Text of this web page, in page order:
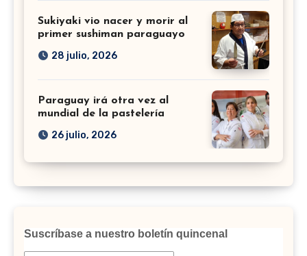
Sukiyaki vio nacer y morir al
primer sushiman paraguayo
28 julio, 2026
Paraguay irá otra vez al
mundial de la pastelería
26 julio, 2026
Suscríbase a nuestro boletín quincenal